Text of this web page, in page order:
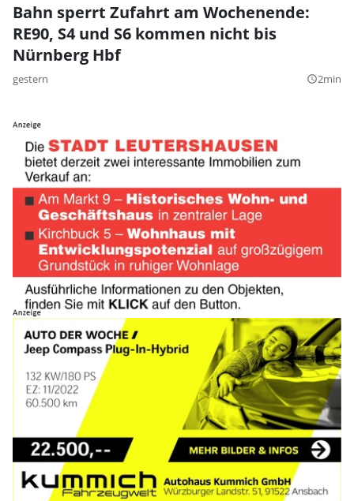
Bahn sperrt Zufahrt am Wochenende:
RE90, S4 und S6 kommen nicht bis
Nürnberg Hbf
gestern query_builder2min